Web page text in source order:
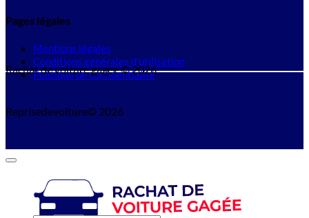
Pages légales
Mentions légales
Conditions générales d'utilisation
Politique de confidentialité
Rachat de voiture gagee © 2026
Reprisedevoiture© 2026